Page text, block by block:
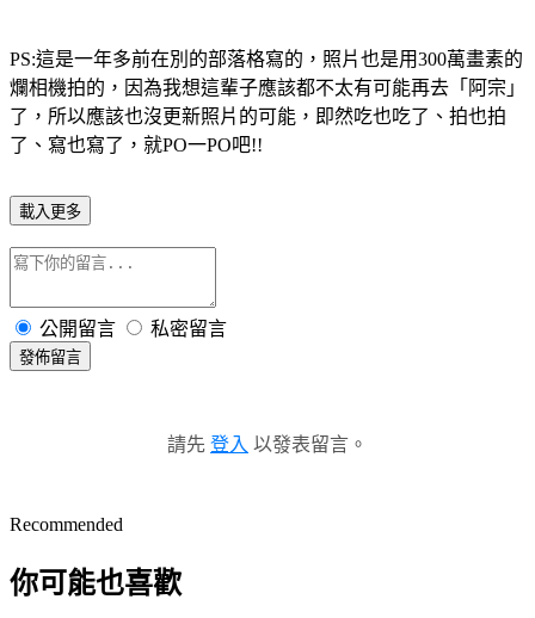
PS:這是一年多前在別的部落格寫的，照片也是用300萬畫素的
爛相機拍的，因為我想這輩子應該都不太有可能再去「阿宗」
了，所以應該也沒更新照片的可能，即然吃也吃了、拍也拍
了、寫也寫了，就PO一PO吧!!
載入更多
公開留言 私密留言
發佈留言
請先 登入 以發表留言。
Recommended
你可能也喜歡